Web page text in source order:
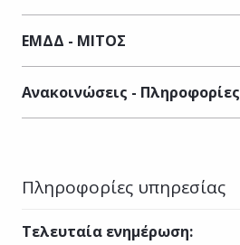
ΕΜΔΔ - ΜΙΤΟΣ
Ανακοινώσεις - Πληροφορίες
Πληροφορίες υπηρεσίας
Τελευταία ενημέρωση: